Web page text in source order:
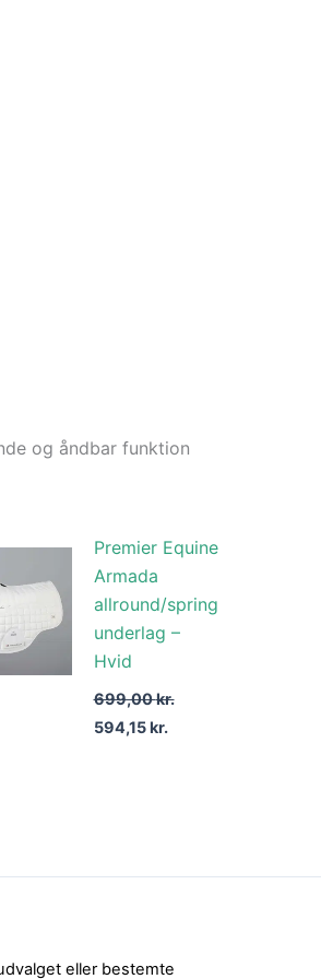
og åndbar funktion
Premier Equine
Armada
allround/spring
underlag –
Hvid
699,00kr.
oprindelige
pris
var:
699,00 kr..
594,15kr.
aktuelle
594,15 kr..
eller bestemte